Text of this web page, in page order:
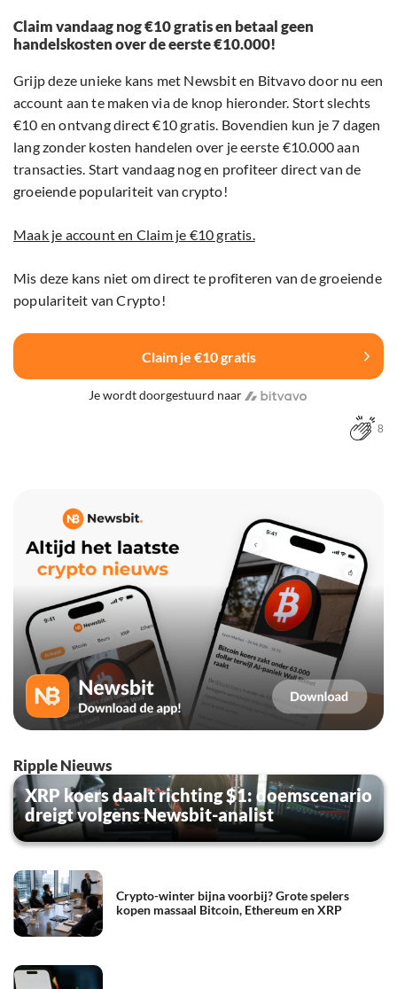
Claim vandaag nog €10 gratis en betaal geen
handelskosten over de eerste €10.000!
Grijp deze unieke kans met Newsbit en Bitvavo door nu een
account aan te maken via de knop hieronder. Stort slechts
€10 en ontvang direct €10 gratis. Bovendien kun je 7 dagen
lang zonder kosten handelen over je eerste €10.000 aan
transacties. Start vandaag nog en profiteer direct van de
groeiende populariteit van crypto!
Maak je account en Claim je €10 gratis.
Mis deze kans niet om direct te profiteren van de groeiende
populariteit van Crypto!
Claim je €10 gratis
Je wordt doorgestuurd naar
8
Ripple Nieuws
XRP koers daalt richting $1: doemscenario
dreigt volgens Newsbit-analist
Crypto-winter bijna voorbij? Grote spelers
kopen massaal Bitcoin, Ethereum en XRP